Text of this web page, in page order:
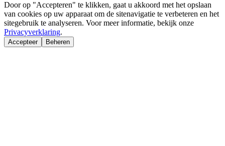
Door op "Accepteren" te klikken, gaat u akkoord met het opslaan
van cookies op uw apparaat om de sitenavigatie te verbeteren en het
sitegebruik te analyseren. Voor meer informatie, bekijk onze
Privacyverklaring.
Accepteer Beheren